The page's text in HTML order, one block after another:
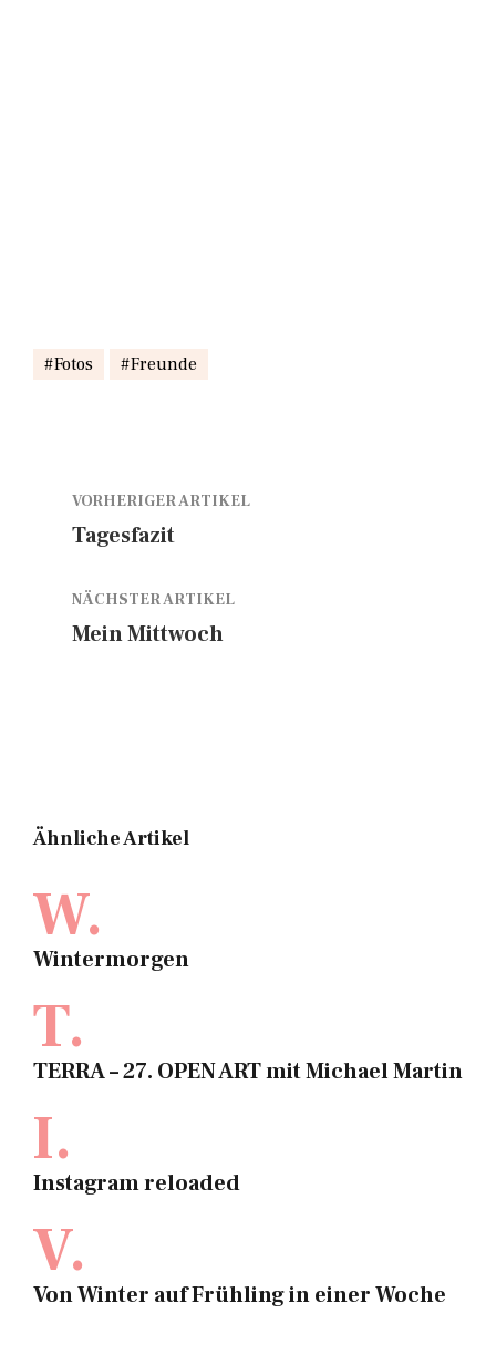
Fotos Freunde
VORHERIGER ARTIKEL
Tagesfazit
NÄCHSTER ARTIKEL
Mein Mittwoch
Ähnliche Artikel
W.
Wintermorgen
T.
TERRA – 27. OPEN ART mit Michael Martin
I.
Instagram reloaded
V.
Von Winter auf Frühling in einer Woche